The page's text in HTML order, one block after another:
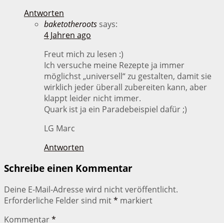
Antworten
baketotheroots says:
4 Jahren ago
Freut mich zu lesen :)
Ich versuche meine Rezepte ja immer
möglichst „universell“ zu gestalten, damit sie
wirklich jeder überall zubereiten kann, aber
klappt leider nicht immer.
Quark ist ja ein Paradebeispiel dafür ;)
LG Marc
Antworten
Schreibe einen Kommentar
Deine E-Mail-Adresse wird nicht veröffentlicht.
Erforderliche Felder sind mit* markiert
Kommentar*